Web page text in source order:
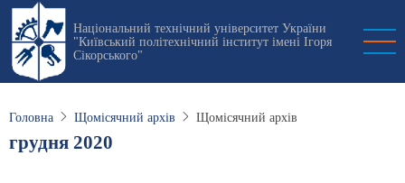
Перейти
основного
вмісту
Національний технічний університет України
"Київський політехнічний інститут імені Ігоря
Сікорського"
Головна Щомісячний архів Щомісячний архів
грудня 2020